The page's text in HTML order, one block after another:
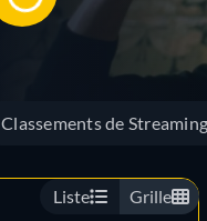
Classements de Streaming
Liste Grille